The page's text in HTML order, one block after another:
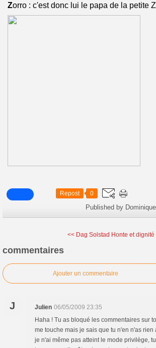
Zorro : c'est donc lui le papa de la petite
Repost 0
Published by
<< Dag Solstad Honte et dignité
commentaires
Ajouter un commentaire
J Julien 06/05/2009 23:35
Haha ! Tu as bloqué les commentaires sur
me touche mais je sais que tu n'en n'as
je n'ai même pas atteint le mode privilège,